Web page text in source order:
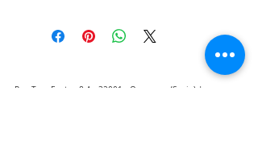
Rua Tres Fontes 8-A - 32001 - Ourense - (Spain) |